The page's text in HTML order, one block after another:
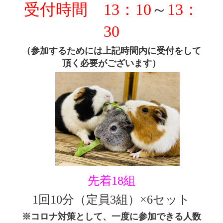
受付時間
13：10～ 13：
30
（参加するためには上記時間内に受付をして
頂く必要がございます）
先着18組
1回10分（定員3組）×6セット
※コロナ対策として、一度に参加できる人数